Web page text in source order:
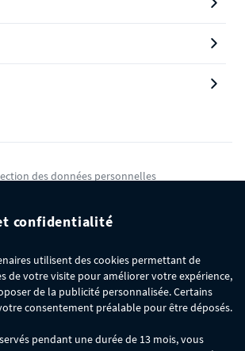
des données personnelles
Gérer mes cookies
confidentialité
utilisent des cookies permettant de
de votre visite pour améliorer votre expérience,
de la publicité personnalisée. Certains
consentement préalable pour être déposés.
pendant une durée de 13 mois, vous